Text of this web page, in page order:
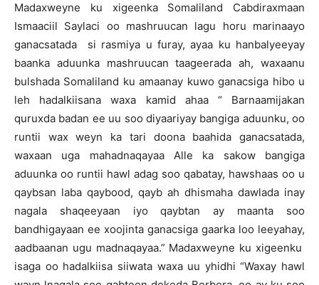
Madaxweyne ku xigeenka Somaliland Cabdiraxmaan
Ismaaciil Saylaci oo mashruucan lagu horu marinaayo
ganacsatada si rasmiya u furay, ayaa ku hanbalyeeyay
baanka aduunka mashruucan taageerada ah, waxaanu
bulshada Somaliland ku amaanay kuwo ganacsiga hibo u
leh hadalkiisana waxa kamid ahaa “ Barnaamijakan
quruxda badan ee uu soo diyaariyay bangiga aduunku, oo
runtii wax weyn ka tari doona baahida ganacsatada,
waxaan uga mahadnaqayaa Alle ka sakow bangiga
aduunka oo runtii hawl adag soo qabatay, hawshaas oo u
qaybsan laba qaybood, qayb ah dhismaha dawlada inay
nagala shaqeeyaan iyo qaybtan ay maanta soo
bandhigayaan ee xoojinta ganacsiga gaarka loo leeyahay,
aadbaanan ugu madnaqayaa.” Madaxweyne ku xigeenku
isaga oo hadalkiisa siiwata waxa uu yhidhi “Waxay hawl